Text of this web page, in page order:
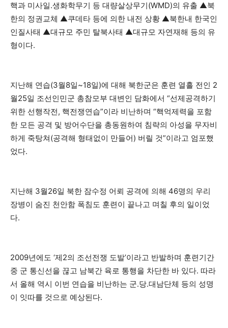
핵과 미사일.생화학무기 등 대량살상무기(WMD)의 유출 ▲북
한의 정권교체 ▲쿠데타 등에 의한 내전 상황 ▲북한내 한국인
인질사태 ▲대규모 주민 탈북사태 ▲대규모 자연재해 등의 유
형이다.
지난해 연습(3월8일~18일)에 대해 북한군은 훈련 열흘 전인 2
월25일 조선인민군 총참모부 대변인 담화에서 “선제공격하기
위한 선행작전, 핵전쟁연습”이라 비난하며 “핵억제력을 포함
한 모든 공격 및 방어수단을 총동원하여 침략의 아성을 무자비
하게 죽탕쳐(공격해 형태없이 만들어) 버릴 것”이라고 엄포했
었다.
지난해 3월26일 북한 잠수정 어뢰 공격에 의해 46명의 우리
장병이 숨진 천안함 폭침도 훈련이 끝나고 며칠 후의 일이었
다.
2009년에도 ‘제2의 조선전쟁 도발’이라고 반발하며 훈련기간
중 군 통신선을 끊고 남북간 육로 통행을 차단한 바 있다. 따라
서 올해 역시 이번 연습을 비난하는 군.당.대남단체 등의 성명
이 잇따를 것으로 예상된다.